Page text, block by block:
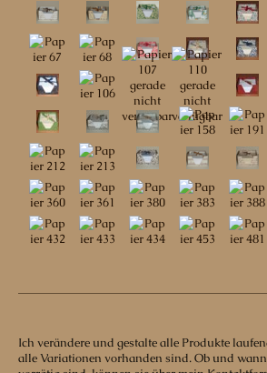
Ich verändere und gestalte alle Produkte
alle Variationen vorhanden sind. Ob und